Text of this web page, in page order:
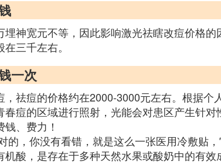
神宽元不等，因此影响激光祛瞎改痘价格
三千左右。
一次
，祛痘的价格约在2000-3000元左右。根据
痘的区域进行照射，光能会对患区产生针
、费力！
的，你没有看错，就是这么一张医用冷敷贴
酸，是存在于多种天然水果或酸奶中的有